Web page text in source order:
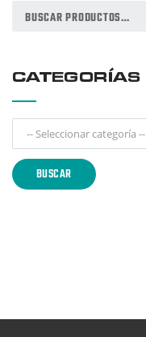
Buscar
CATEGORÍAS
-- Seleccionar categoría --
BUSCAR